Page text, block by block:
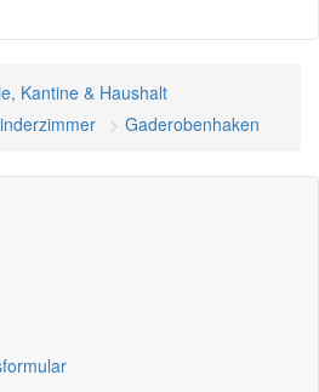
Kantine & Haushalt
Gaderobenhaken